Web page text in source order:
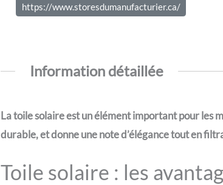
https://www.storesdumanufacturier.ca/
Information détaillée
La toile solaire est un élément important pour les
durable, et donne une note d’élégance tout en
Toile solaire : les